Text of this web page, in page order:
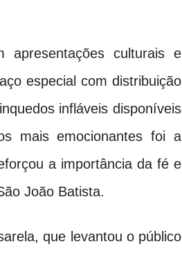
apresentações culturais e
especial com distribuição
infláveis disponíveis
mais emocionantes foi a
a importância da fé e
João Batista.
que levantou o público